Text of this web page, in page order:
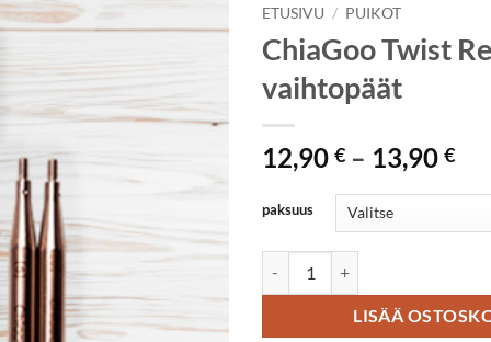
ETUSIVU / PUIKOT
ChiaGoo Twist
vaihtopäät
12,90 € – 13,90 €
paksuus
LISÄÄ